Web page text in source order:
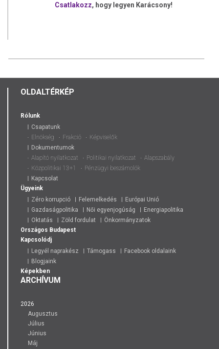
Csatlakozz, hogy legyen Karácsony!
OLDALTÉRKÉP
Rólunk
Csapatunk
Elnökség
Frakció
Képviselők
Dokumentumok
Alapító nyilatkozat
Politikai nyilatkozat
Alapszabály
Közpolitikai 13+1
Pénzügyi beszámolók
Kapcsolat
Ügyeink
Zéro korrupció
Felemelkedés
Európai Unió
Gazdaságpolitika
Női egyenjogúság
Energiapolitika
Oktatás
Zöld fordulat
Önkormányzatok
Országos Budapest
Kapcsolódj
Legyél naprakész
Támogass
Facebook oldalaink
Blogjaink
Képekben
ARCHÍVUM
2026
Augusztus
Július
Június
Máj